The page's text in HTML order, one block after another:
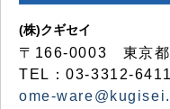
(株)クギセイ
〒166-0003 東京都
TEL：03-3312-
ome-